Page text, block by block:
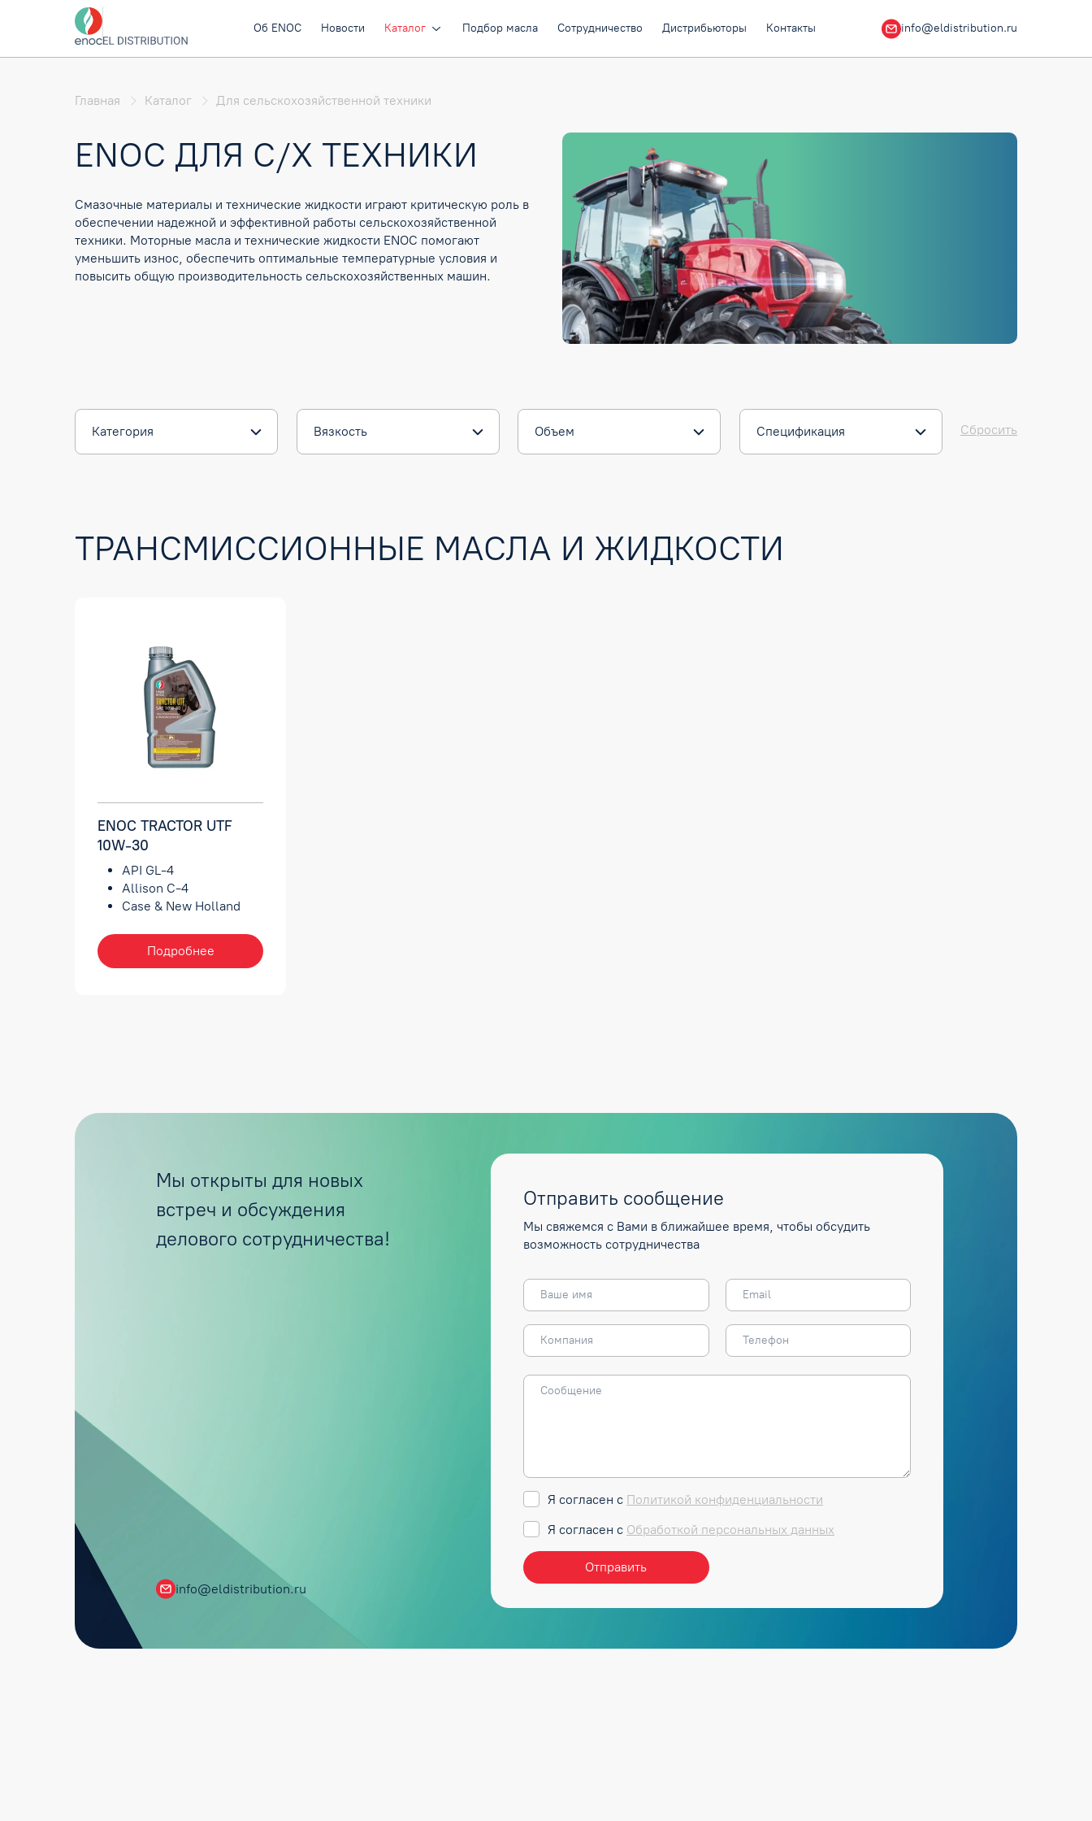
Об ENOC Новости Каталог Подбор масла Сотрудничество Дистрибьюторы Контакты info@eldistribution.ru
Главная Каталог Для сельскохозяйственной техники
ENOC ДЛЯ С/Х ТЕХНИКИ
Смазочные материалы и технические жидкости играют критическую роль в
обеспечении надежной и эффективной работы сельскохозяйственной
техники. Моторные масла и технические жидкости ENOC помогают
уменьшить износ, обеспечить оптимальные температурные условия и
повысить общую производительность сельскохозяйственных машин.
Категория Вязкость Объем Спецификация Сбросить
ТРАНСМИССИОННЫЕ МАСЛА И ЖИДКОСТИ
ENOC TRACTOR UTF
10W-30
API GL-4
Allison C-4
Case & New Holland
Подробнее
Мы открыты для новых
встреч и обсуждения
делового сотрудничества!
info@eldistribution.ru
Отправить сообщение
Мы свяжемся с Вами в ближайшее время, чтобы обсудить
возможность сотрудничества
Я согласен с Политикой конфиденциальности
Я согласен с Обработкой персональных данных